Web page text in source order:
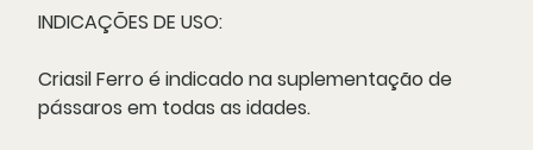
INDICAÇÕES DE USO:
Criasil Ferro é indicado na suplementação de
pássaros em todas as idades.